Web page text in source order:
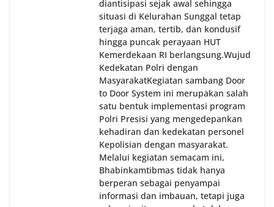
diantisipasi sejak awal sehingga
situasi di Kelurahan Sunggal tetap
terjaga aman, tertib, dan kondusif
hingga puncak perayaan HUT
Kemerdekaan RI berlangsung.‎‎Wujud
Kedekatan Polri dengan
Masyarakat‎Kegiatan sambang Door
to Door System ini merupakan salah
satu bentuk implementasi program
Polri Presisi yang mengedepankan
kehadiran dan kedekatan personel
Kepolisian dengan masyarakat.
Melalui kegiatan semacam ini,
Bhabinkamtibmas tidak hanya
berperan sebagai penyampai
informasi dan imbauan, tetapi juga